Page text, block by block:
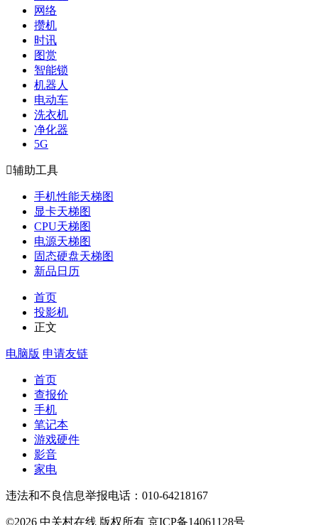
网络
攒机
时讯
图赏
智能锁
机器人
电动车
洗衣机
净化器
5G
辅助工具
手机性能天梯图
显卡天梯图
CPU天梯图
电源天梯图
固态硬盘天梯图
新品日历
首页
投影机
正文
电脑版 申请友链
首页
查报价
手机
笔记本
游戏硬件
影音
家电
违法和不良信息举报电话：010-64218167
©2026 中关村在线 版权所有 京ICP备14061128号